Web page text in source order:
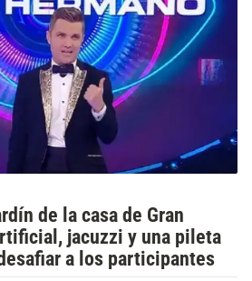
de la casa de Gran
jacuzzi y una pileta
a los participantes